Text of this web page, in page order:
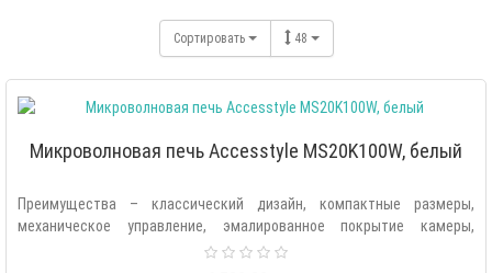
Сортировать 48
Микроволновая печь Accesstyle MS20K100W, белый
Преимущества – классический дизайн, компактные размеры,
механическое управление, эмалированное покрытие камеры,
таймер, разморозка, сигнал..